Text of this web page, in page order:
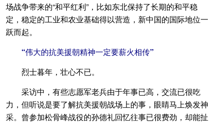
场战争带来的“和平红利”，比如东北保持了长期的和平稳
定，稳定的工业和农业基础得以营造，新中国的国际地位一
跃而起。
“伟大的抗美援朝精神一定要薪火相传”
烈士暮年，壮心不已。
采访中，有些志愿军老兵由于年事已高，交流已很吃
力，但听说是要了解抗美援朝战场上的事，眼睛马上焕发神
采。曾参加松骨峰战役的孙德礼回忆往事已很费劲，却能扯